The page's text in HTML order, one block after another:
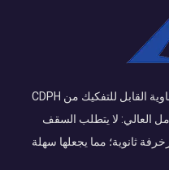
لدى منزل الحاوية القابل للتفكيك من CDPH
العالي: لا يتطلب السقف
ثانوية؛ مما يجعلها سهلة